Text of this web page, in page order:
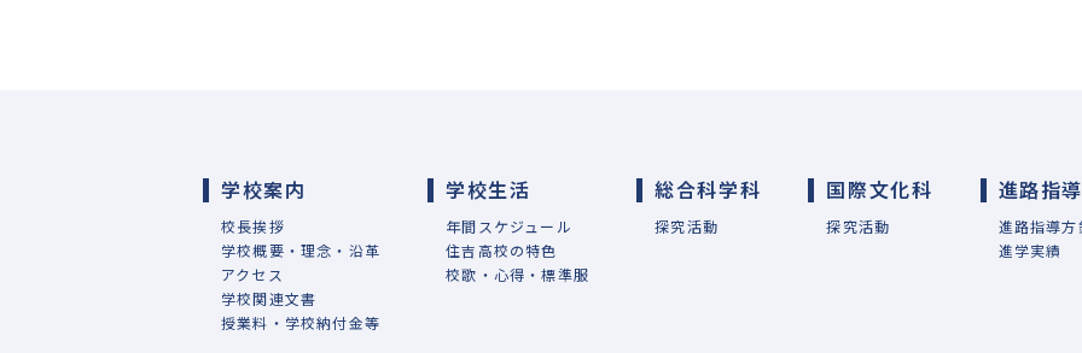
学校案内
校長挨拶
学校概要・理念・沿革
アクセス
学校関連文書
授業料・学校納付金等
学校生活
年間スケジュール
住吉高校の特色
校歌・心得・標準服
総合科学科
探究活動
国際文化科
探究活動
進路指導
進路指導方
進学実績